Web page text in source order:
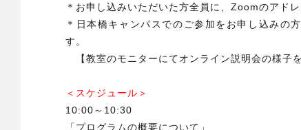
＊お申し込みいただいた方全員に、Zoomのアド
＊日本橋キャンパスでのご参加をお申し込みの
す。
【教室のモニターにてオンライン説明会の様子
＜スケジュール＞
10:00～10:30
「プログラムの概要について」